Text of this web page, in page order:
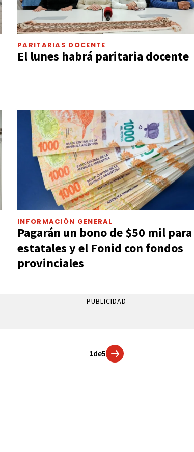
PARITARIAS DOCENTE
El lunes habrá paritaria docente
INFORMACIÓN GENERAL
Pagarán un bono de $50 mil para
estatales y el Fonid con fondos
provinciales
PUBLICIDAD
1de5